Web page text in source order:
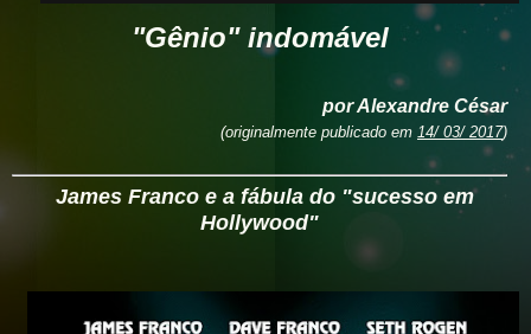
"Gênio" indomável
por Alexandre César
(originalmente publicado em 14/ 03/ 2017)
James Franco e a fábula do "sucesso em
Hollywood"